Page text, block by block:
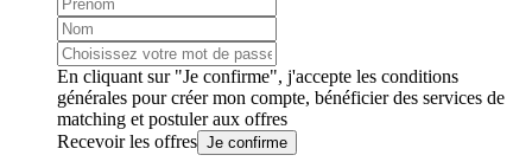
En cliquant sur "Je confirme", j'accepte les conditions
générales pour créer mon compte, bénéficier des services de
matching et postuler aux offres
Recevoir les offres Je confirme